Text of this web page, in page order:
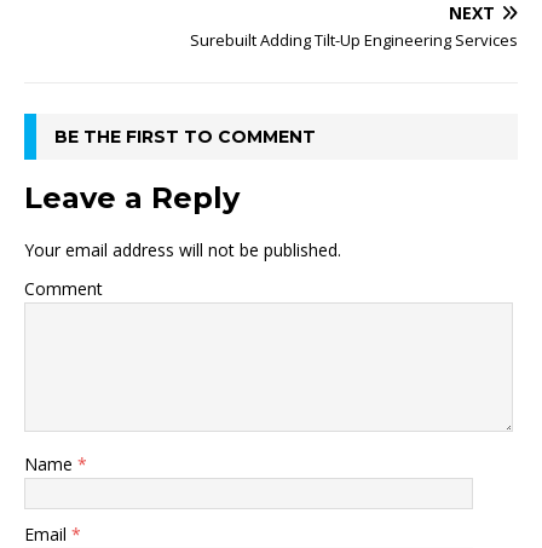
NEXT
Surebuilt Adding Tilt-Up Engineering Services
BE THE FIRST TO COMMENT
Leave a Reply
Your email address will not be published.
Comment
Name *
Email *